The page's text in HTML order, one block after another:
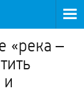
«река –